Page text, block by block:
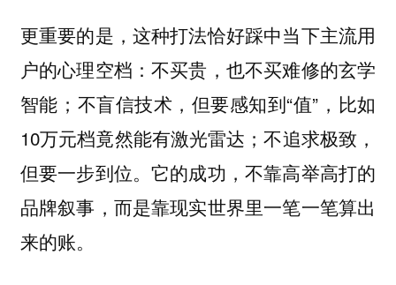
更重要的是，这种打法恰好踩中当下主流用
户的心理空档：不买贵，也不买难修的玄学
智能；不盲信技术，但要感知到“值”，比如
10万元档竟然能有激光雷达；不追求极致，
但要一步到位。它的成功，不靠高举高打的
品牌叙事，而是靠现实世界里一笔一笔算出
来的账。